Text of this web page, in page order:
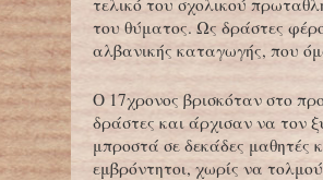
τελικό του σχολικού
του θύματος. Ως δράστες
αλβανικής καταγωγής, που
Ο 17χρονος βρισκόταν στο
δράστες και άρχισαν να τον
μπροστά σε δεκάδες μαθητές
εμβρόντητοι, χωρίς να